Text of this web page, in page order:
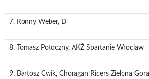
7. Ronny Weber, D
8. Tomasz Potoczny, AKŽ Spartanie Wroclaw
9. Bartosz Cwik, Choragan Riders Zielona Gora